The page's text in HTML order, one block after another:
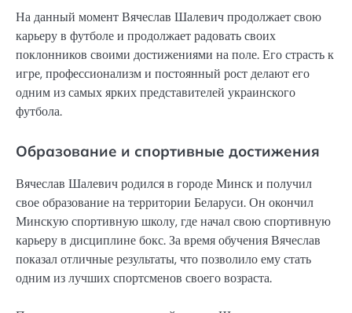
На данный момент Вячеслав Шалевич продолжает свою
карьеру в футболе и продолжает радовать своих
поклонников своими достижениями на поле. Его страсть к
игре, профессионализм и постоянный рост делают его
одним из самых ярких представителей украинского
футбола.
Образование и спортивные достижения
Вячеслав Шалевич родился в городе Минск и получил
свое образование на территории Беларуси. Он окончил
Минскую спортивную школу, где начал свою спортивную
карьеру в дисциплине бокс. За время обучения Вячеслав
показал отличные результаты, что позволило ему стать
одним из лучших спортсменов своего возраста.